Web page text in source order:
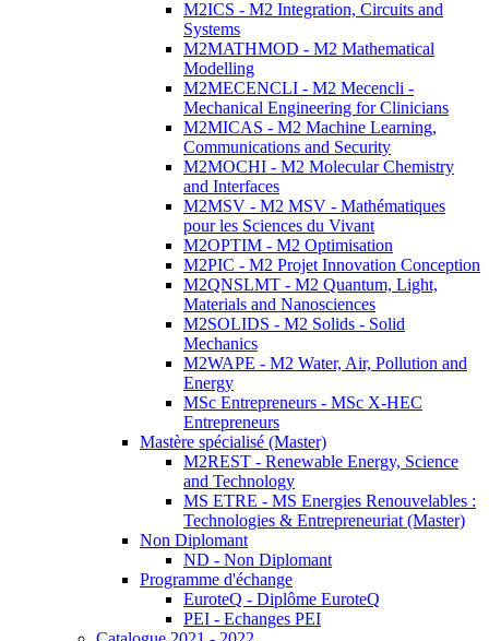
M2ICS - M2 Integration, Circuits and
Systems
M2MATHMOD - M2 Mathematical
Modelling
M2MECENCLI - M2 Mecencli -
Mechanical Engineering for Clinicians
M2MICAS - M2 Machine Learning,
Communications and Security
M2MOCHI - M2 Molecular Chemistry
and Interfaces
M2MSV - M2 MSV - Mathématiques
pour les Sciences du Vivant
M2OPTIM - M2 Optimisation
M2PIC - M2 Projet Innovation Conception
M2QNSLMT - M2 Quantum, Light,
Materials and Nanosciences
M2SOLIDS - M2 Solids - Solid
Mechanics
M2WAPE - M2 Water, Air, Pollution and
Energy
MSc Entrepreneurs - MSc X-HEC
Entrepreneurs
Mastère spécialisé (Master)
M2REST - Renewable Energy, Science
and Technology
MS ETRE - MS Energies Renouvelables :
Technologies & Entrepreneuriat (Master)
Non Diplomant
ND - Non Diplomant
Programme d'échange
EuroteQ - Diplôme EuroteQ
PEI - Echanges PEI